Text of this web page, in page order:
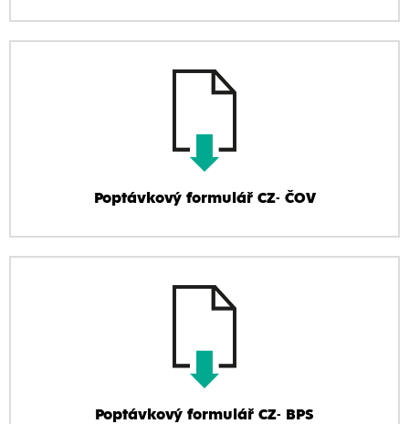
Poptávkový formulář CZ- ČOV
Poptávkový formulář CZ- BPS